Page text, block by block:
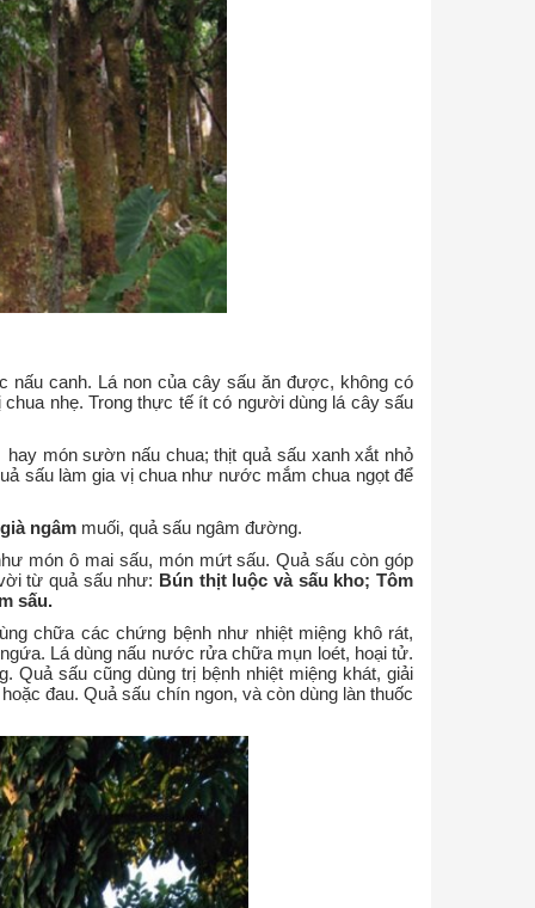
nấu canh. Lá non của cây sấu ăn được, không có
nhẹ. Trong thực tế ít có người dùng lá cây sấu
món sườn nấu chua; thịt quả sấu xanh xắt nhỏ
sấu làm gia vị chua như nước mắm chua ngọt để
ngâm muối, quả sấu ngâm đường.
món ô mai sấu, món mứt sấu. Quả sấu còn góp
từ quả sấu như: Bún thịt luộc và sấu kho; Tôm
sấu.
chữa các chứng bệnh như nhiệt miệng khô rát,
Lá dùng nấu nước rửa chữa mụn loét, hoại tử.
Quả sấu cũng dùng trị bệnh nhiệt miệng khát, giải
đau. Quả sấu chín ngon, và còn dùng làn thuốc